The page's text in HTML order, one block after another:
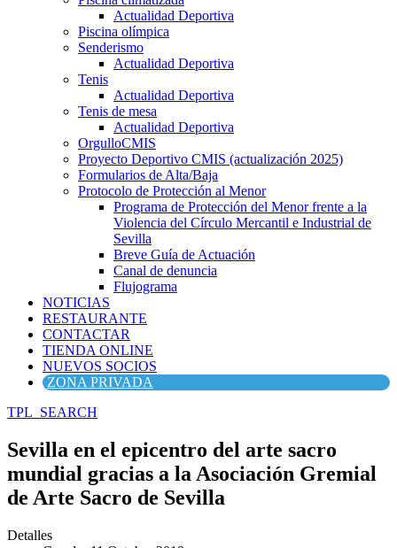
Actualidad Deportiva
Piscina olímpica
Senderismo
Actualidad Deportiva
Tenis
Actualidad Deportiva
Tenis de mesa
Actualidad Deportiva
OrgulloCMIS
Proyecto Deportivo CMIS (actualización 2025)
Formularios de Alta/Baja
Protocolo de Protección al Menor
Programa de Protección del Menor frente a la
Violencia del Círculo Mercantil e Industrial de
Sevilla
Breve Guía de Actuación
Canal de denuncia
Flujograma
NOTICIAS
RESTAURANTE
CONTACTAR
TIENDA ONLINE
NUEVOS SOCIOS
ZONA PRIVADA
TPL_SEARCH
Sevilla en el epicentro del arte sacro
mundial gracias a la Asociación Gremial
de Arte Sacro de Sevilla
Detalles